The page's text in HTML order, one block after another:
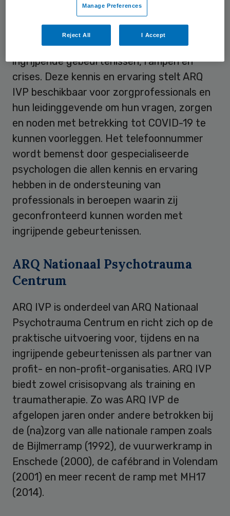
heeft jarenlange ervaring met
ondersteuning van professionals en
organisaties die te maken krijgen met
ingrijpende gebeurtenissen, rampen en
crises. Deze kennis en ervaring stelt ARQ
IVP beschikbaar voor zorgprofessionals en
hun leidinggevende om hun vragen, zorgen
en noden met betrekking tot COVID-19 te
kunnen voorleggen. Het telefoonnummer
wordt bemenst door gespecialiseerde
psychologen die allen kennis en ervaring
hebben in de ondersteuning van
professionals in beroepen waarin zij
geconfronteerd kunnen worden met
ingrijpende gebeurtenissen.
ARQ Nationaal Psychotrauma
Centrum
ARQ IVP is onderdeel van ARQ Nationaal
Psychotrauma Centrum en richt zich op de
praktische uitvoering voor, tijdens en na
ingrijpende gebeurtenissen als partner van
profit- en non-profit-organisaties. ARQ IVP
biedt zowel crisisopvang als training en
traumatherapie. Zo was ARQ IVP de
afgelopen jaren onder andere betrokken bij
de (na)zorg van alle nationale rampen zoals
de Bijlmerramp (1992), de vuurwerkramp in
Enschede (2000), de cafébrand in Volendam
(2001) en meer recent de ramp met MH17
(2014).
Manage Preferences
Reject All I Accept